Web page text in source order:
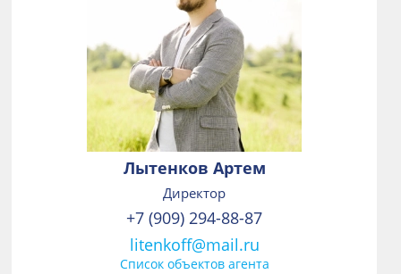
Лытенков Артем
Директор
+7 (909) 294-88-87
litenkoff@mail.ru
Список объектов агента